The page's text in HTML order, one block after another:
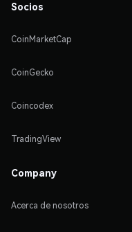
Socios
CoinMarketCap
CoinGecko
Coincodex
TradingView
Company
Acerca de nosotros